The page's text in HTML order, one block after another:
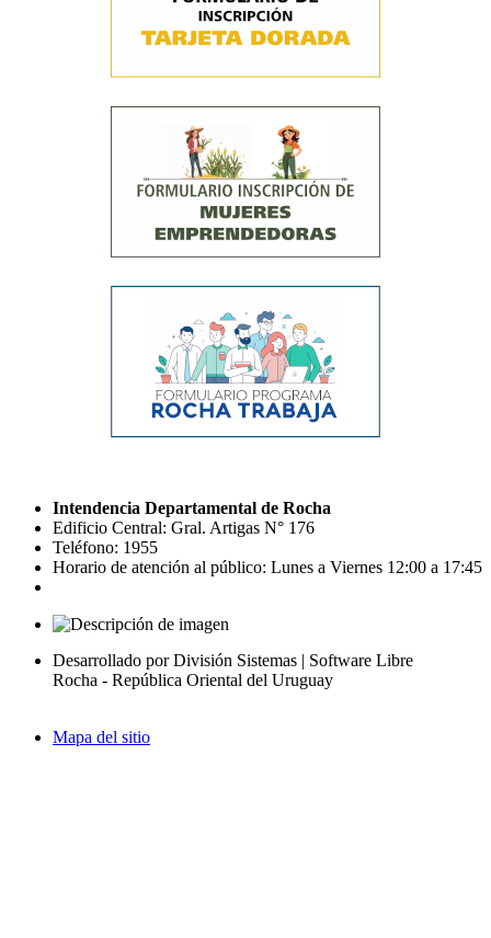
Intendencia Departamental de Rocha
Edificio Central: Gral. Artigas N° 176
Teléfono: 1955
Horario de atención al público: Lunes a Viernes 12:00 a 17:45
Desarrollado por División Sistemas | Software Libre
Rocha - República Oriental del Uruguay
Mapa del sitio